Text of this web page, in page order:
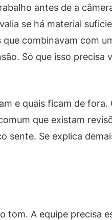
antes de a
se há material
combinavam com
Só que isso
e quais ficam de
que existam
sente. Se explica
tom. A equipe precisa